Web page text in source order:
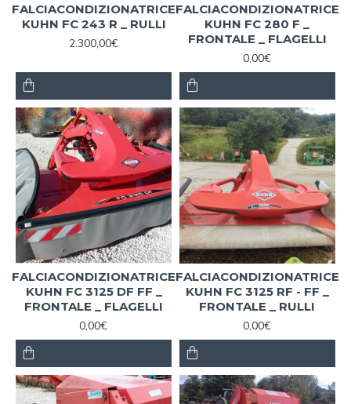
FALCIACONDIZIONATRICE
KUHN FC 243 R _ RULLI
2.300,00€
FALCIACONDIZIONATRICE
KUHN FC 280 F _
FRONTALE _ FLAGELLI
0,00€
FALCIACONDIZIONATRICE
KUHN FC 3125 DF FF _
FRONTALE _ FLAGELLI
0,00€
FALCIACONDIZIONATRICE
KUHN FC 3125 RF - FF _
FRONTALE _ RULLI
0,00€